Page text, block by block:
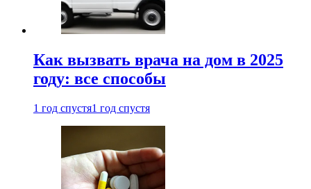
Как вызвать врача на дом в 2025
году: все способы
1 год спустя1 год спустя